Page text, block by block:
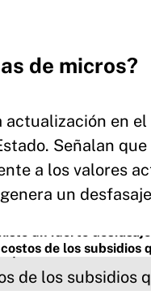
de micros?
en
Señalan
a los valores
un
un fuerte
de los subsidios